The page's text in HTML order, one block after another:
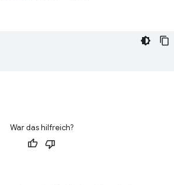
War das hilfreich?